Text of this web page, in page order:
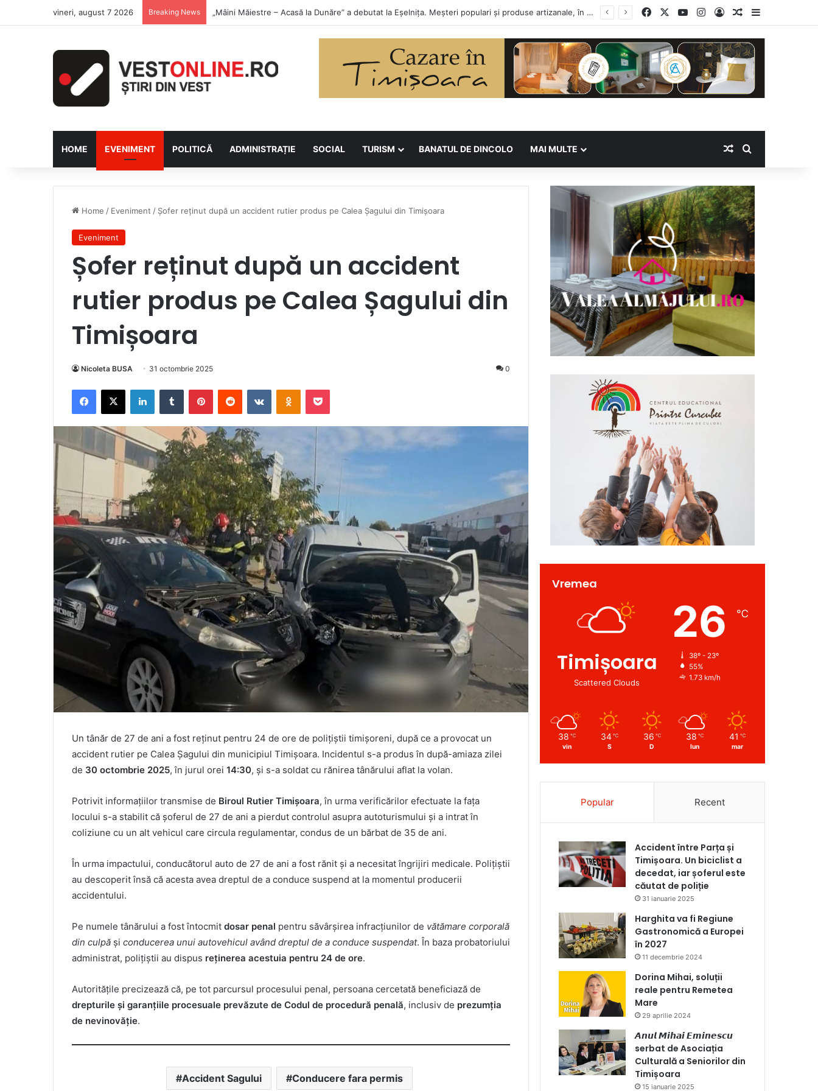
vineri, august 7 2026 Breaking News Săptămâna Florilor la Asociația BUNETI FacebookYouTubeInstagram
Log InRandom Article
Sidebar
HOME EVENIMENT POLITICĂ ADMINISTRAȚIE SOCIAL TURISM BANATUL DE DINCOLO MAI MULTE Random Article
Home / Eveniment / Șofer reținut după un accident rutier produs pe Calea Șagului din Timișoara
Eveniment
Șofer reținut după un accident
rutier produs pe Calea Șagului din
Timișoara
Nicoleta BUSA 31 octombrie 2025 0
Facebook
X LinkedInTumblr PinterestReddit VKontakteOdnoklassniki
Pocket
Un tânăr de 27 de ani a fost reținut pentru 24 de ore de polițiștii timișoreni, după ce a provocat un
accident rutier pe Calea Șagului din municipiul Timișoara. Incidentul s-a produs în după-amiaza zilei
de 30 octombrie 2025, în jurul orei 14:30, și s-a soldat cu rănirea tânărului aflat la volan.
Potrivit informațiilor transmise de Biroul Rutier Timișoara, în urma verificărilor efectuate la fața
locului s-a stabilit că șoferul de 27 de ani a pierdut controlul asupra autoturismului și a intrat în
coliziune cu un alt vehicul care circula regulamentar, condus de un bărbat de 35 de ani.
În urma impactului, conducătorul auto de 27 de ani a fost rănit și a necesitat îngrijiri medicale. Polițiștii
au descoperit însă că acesta avea dreptul de a conduce suspend at la momentul producerii
accidentului.
Pe numele tânărului a fost întocmit dosar penal pentru săvârșirea infracțiunilor de vătămare corporală
din culpă și conducerea unui autovehicul având dreptul de a conduce suspendat. În baza probatoriului
administrat, polițiștii au dispus reținerea acestuia pentru 24 de ore.
Autoritățile precizează că, pe tot parcursul procesului penal, persoana cercetată beneficiază de
drepturile și garanțiile procesuale prevăzute de Codul de procedură penală, inclusiv de prezumția
de nevinovăție.
Accident Sagului Conducere fara permis
Vremea
Timișoara
Scattered Clouds
26 ℃
38º - 23º
55%
1.73 km/h
38 ℃
vin
34 ℃
S
36 ℃
D
38 ℃
lun
41 ℃
mar
Popular Recent
Accident între Parța și
Timișoara. Un biciclist a
decedat, iar șoferul este
căutat de poliție
31 ianuarie 2025
Harghita va fi Regiune
Gastronomică a Europei
în 2027
11 decembrie 2024
Dorina Mihai, soluții
reale pentru Remetea
Mare
29 aprilie 2024
𝘼𝙣𝙪𝙡 𝙈𝙞𝙝𝙖𝙞 𝙀𝙢𝙞𝙣𝙚𝙨𝙘𝙪
serbat de Asociația
Culturală a Seniorilor din
Timișoara
15 ianuarie 2025